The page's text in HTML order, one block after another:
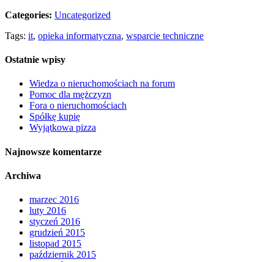
Categories: Uncategorized
Tags: it, opieka informatyczna, wsparcie techniczne
Ostatnie wpisy
Wiedza o nieruchomościach na forum
Pomoc dla mężczyzn
Fora o nieruchomościach
Spółkę kupię
Wyjątkowa pizza
Najnowsze komentarze
Archiwa
marzec 2016
luty 2016
styczeń 2016
grudzień 2015
listopad 2015
październik 2015